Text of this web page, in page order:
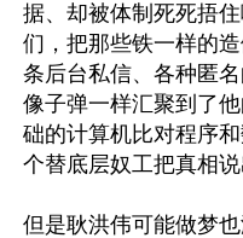
据、却被体制死死捂
们，把那些铁一样的
条后台私信、各种匿
像子弹一样汇聚到了
础的计算机比对程序
个替底层奴工把真相说
但是耿洪伟可能做梦